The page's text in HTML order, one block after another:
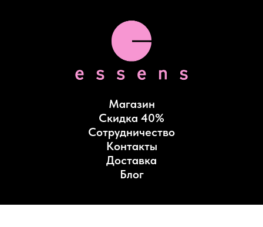
Магазин
Скидка 40%
Сотрудничество
Контакты
Доставка
Блог